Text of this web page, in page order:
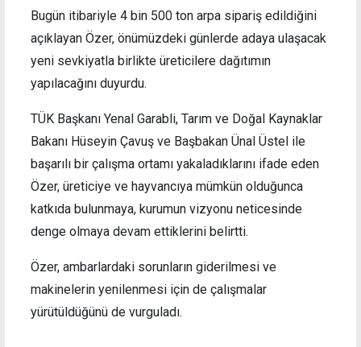
Bugün itibariyle 4 bin 500 ton arpa sipariş edildiğini
açıklayan Özer, önümüzdeki günlerde adaya ulaşacak
yeni sevkiyatla birlikte üreticilere dağıtımın
yapılacağını duyurdu.
TÜK Başkanı Yenal Garabli, Tarım ve Doğal Kaynaklar
Bakanı Hüseyin Çavuş ve Başbakan Ünal Üstel ile
başarılı bir çalışma ortamı yakaladıklarını ifade eden
Özer, üreticiye ve hayvancıya mümkün olduğunca
katkıda bulunmaya, kurumun vizyonu neticesinde
denge olmaya devam ettiklerini belirtti.
Özer, ambarlardaki sorunların giderilmesi ve
makinelerin yenilenmesi için de çalışmalar
yürütüldüğünü de vurguladı.